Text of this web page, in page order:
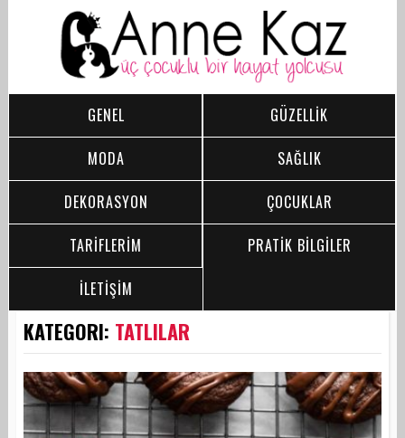
GENEL
GÜZELLİK
MODA
SAĞLIK
DEKORASYON
ÇOCUKLAR
TARİFLERİM
PRATİK BİLGİLER
İLETİŞİM
KATEGORI: TATLILAR